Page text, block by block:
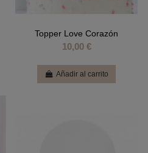
Topper Love Corazón
10,00 €
Añadir al carrito